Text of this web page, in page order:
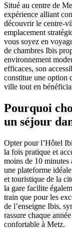
Situé au centre de
expérience alliant
découvrir le centre-
emplacement
vous soyez en
de chambres Ibis
environnement
efficaces, son
constitue une option
ville tout en
Pourquoi
un séjour
Opter pour l’Hôtel
la fois pratique et
moins de 10 minutes
une plateforme
et touristique de la
la gare facilite
train que pour les
de l’enseigne Ibis,
rassure chaque
confortable à Metz.